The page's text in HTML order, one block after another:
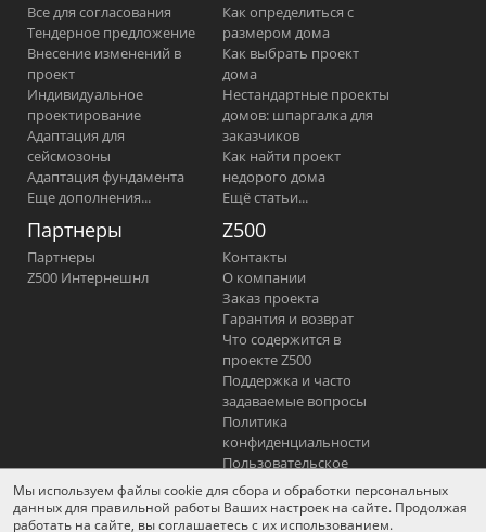
Все для согласования
Тендерное предложение
Внесение изменений в
проект
Индивидуальное
проектирование
Адаптация для
сейсмозоны
Адаптация фундамента
Еще дополнения...
Как определиться с
размером дома
Как выбрать проект
дома
Нестандартные проекты
домов: шпаргалка для
заказчиков
Как найти проект
недорого дома
Ещё статьи...
Партнеры
Партнеры
Z500 Интернешнл
Z500
Контакты
О компании
Заказ проекта
Гарантия и возврат
Что содержится в
проекте Z500
Поддержка и часто
задаваемые вопросы
Политика
конфиденциальности
Пользовательское
соглашение
Отказ от ответственности
Мы используем файлы cookie для сбора и обработки персональных
данных для правильной работы Ваших настроек на сайте. Продолжая
работать на сайте, вы соглашаетесь с их использованием.